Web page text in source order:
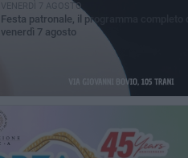
VENERDÌ 7 AGOSTO
Festa patronale, il programma completo di
venerdì 7 agosto